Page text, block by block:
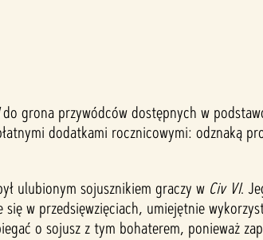
do grona przywódców dostępnych w
dodatkami rocznicowymi: odznaką
ulubionym sojusznikiem graczy w Civ VI.
w przedsięwzięciach, umiejętnie
o sojusz z tym bohaterem, ponieważ